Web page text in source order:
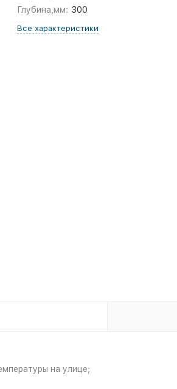
Глубина,мм: 300
Все характеристики
на улице;